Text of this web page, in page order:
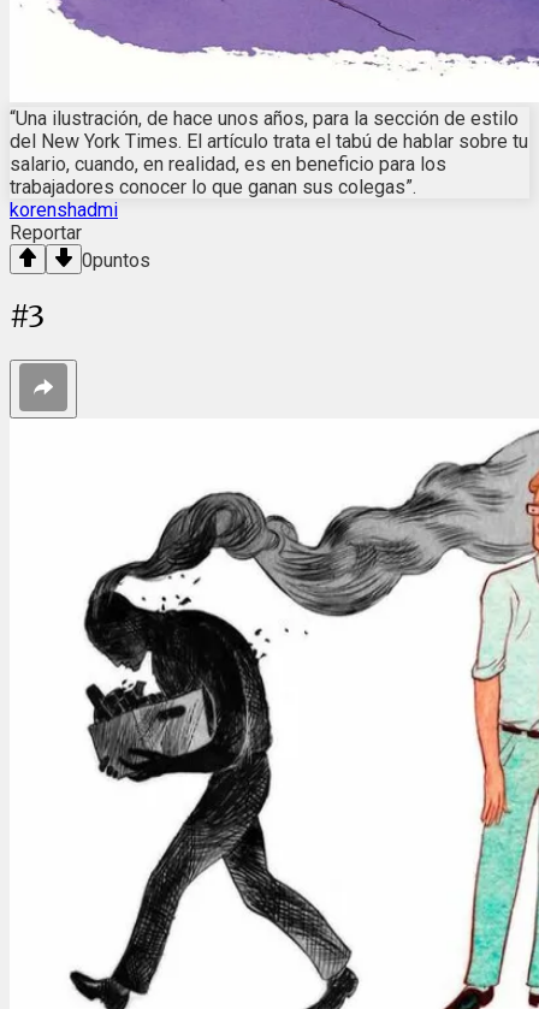
“Una ilustración, de hace unos años, para la sección de estilo
del New York Times. El artículo trata el tabú de hablar sobre tu
salario, cuando, en realidad, es en beneficio para los
trabajadores conocer lo que ganan sus colegas”.
korenshadmi
Reportar
0puntos
#3